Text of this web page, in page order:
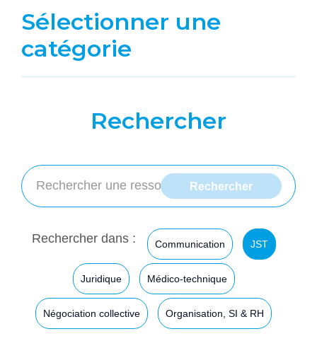
Sélectionner une
catégorie
Rechercher
Rechercher dans : Communication JST
Juridique Médico-technique
Négociation collective Organisation, SI & RH